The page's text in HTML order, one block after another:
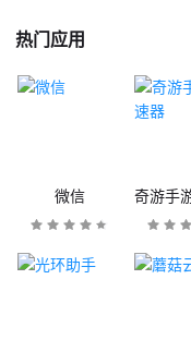
热门应用
微信